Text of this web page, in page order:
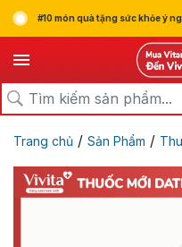
#10 món quà tặng sức khỏe ý
Trang chủ / Sản Phẩm /